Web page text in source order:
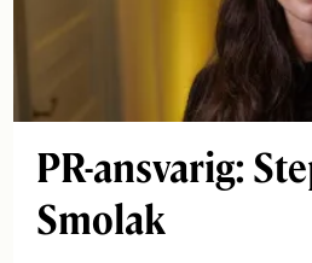
PR-ansvarig:
Smolak